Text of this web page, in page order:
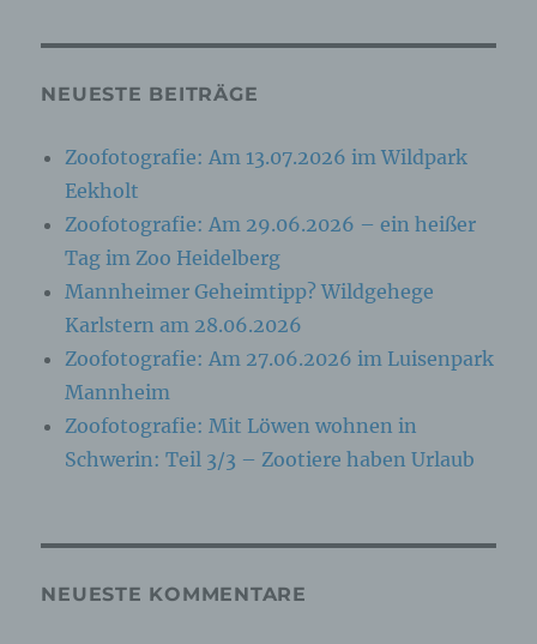
NEUESTE BEITRÄGE
Zoofotografie: Am 13.07.2026 im Wildpark
Eekholt
Zoofotografie: Am 29.06.2026 – ein heißer
Tag im Zoo Heidelberg
Mannheimer Geheimtipp? Wildgehege
Karlstern am 28.06.2026
Zoofotografie: Am 27.06.2026 im Luisenpark
Mannheim
Zoofotografie: Mit Löwen wohnen in
Schwerin: Teil 3/3 – Zootiere haben Urlaub
NEUESTE KOMMENTARE
analysieren oder vorherzusagen.
Pseudonymisierung ist die Verarbeitung
welche die personenbezogenen Daten ohne
Hinzuziehung zusätzlicher Informationen nicht
mehr einer spezifischen betroffenen Person
zugeordnet werden können, sofern diese
zusätzlichen Informationen gesondert
aufbewahrt werden und technischen und
organisatorischen Maßnahmen unterliegen, die
Daten nicht einer identifizierten oder
identifizierbaren natürlichen Person
zugewiesen werden.
Verarbeitung Verantwortlicher
Verantwortlicher oder für die Verarbeitung